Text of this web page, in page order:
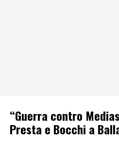
“Guerra contro
Presta e Bocchi a